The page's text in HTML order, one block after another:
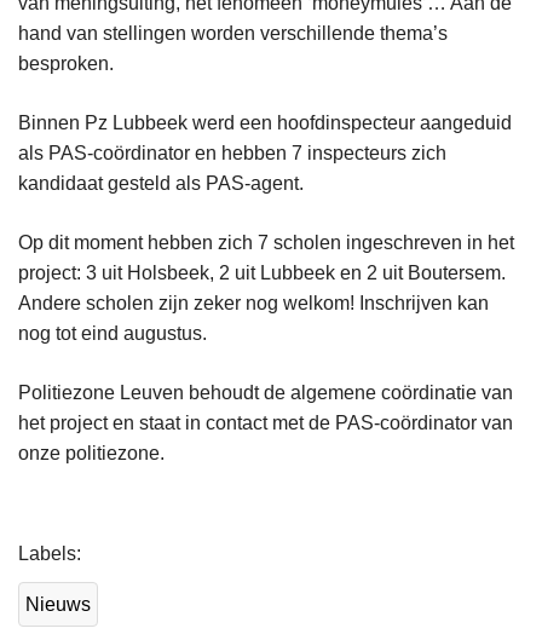
hand van stellingen worden verschillende thema’s
besproken.
Binnen Pz Lubbeek werd een hoofdinspecteur aangeduid
als PAS-coördinator en hebben 7 inspecteurs zich
kandidaat gesteld als PAS-agent.
Op dit moment hebben zich 7 scholen ingeschreven in het
project: 3 uit Holsbeek, 2 uit Lubbeek en 2 uit Boutersem.
Andere scholen zijn zeker nog welkom! Inschrijven kan
nog tot eind augustus.
Politiezone Leuven behoudt de algemene coördinatie van
het project en staat in contact met de PAS-coördinator van
onze politiezone.
Labels
Nieuws
e
e
s